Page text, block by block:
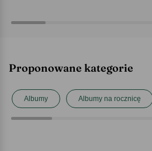
Proponowane kategorie
Albumy Albumy na rocznicę